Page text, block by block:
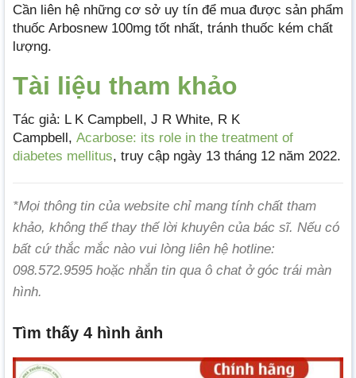
Cần liên hệ những cơ sở uy tín để mua được sản phẩm
thuốc Arbosnew 100mg tốt nhất, tránh thuốc kém chất
lượng.
Tài liệu tham khảo
Tác giả: L K Campbell, J R White, R K
Campbell, Acarbose: its role in the treatment of
diabetes mellitus, truy cập ngày 13 tháng 12 năm 2022.
*Mọi thông tin của website chỉ mang tính chất tham
khảo, không thể thay thế lời khuyên của bác sĩ. Nếu có
bất cứ thắc mắc nào vui lòng liên hệ hotline:
098.572.9595 hoặc nhắn tin qua ô chat ở góc trái màn
hình.
Tìm thấy 4 hình ảnh